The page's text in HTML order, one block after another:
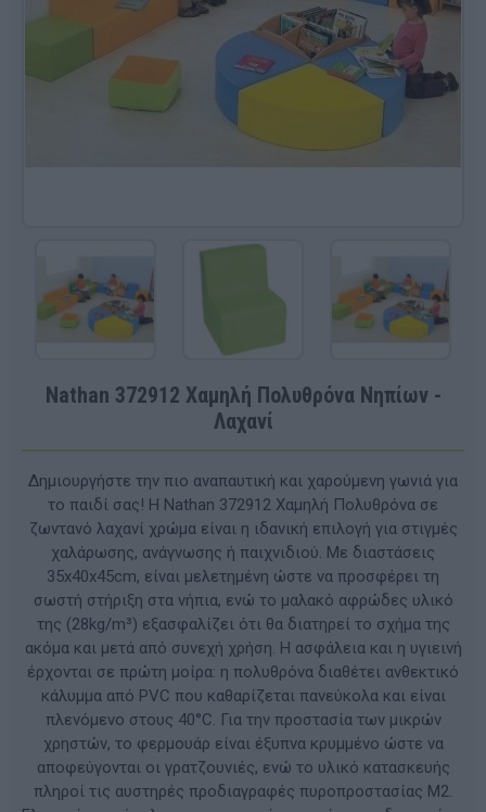
Nathan 372912 Χαμηλή Πολυθρόνα Νηπίων -
Λαχανί
Δημιουργήστε την πιο αναπαυτική και χαρούμενη γωνιά για
το παιδί σας! Η Nathan 372912 Χαμηλή Πολυθρόνα σε
ζωντανό λαχανί χρώμα είναι η ιδανική επιλογή για στιγμές
χαλάρωσης, ανάγνωσης ή παιχνιδιού. Με διαστάσεις
35x40x45cm, είναι μελετημένη ώστε να προσφέρει τη
σωστή στήριξη στα νήπια, ενώ το μαλακό αφρώδες υλικό
της (28kg/m³) εξασφαλίζει ότι θα διατηρεί το σχήμα της
ακόμα και μετά από συνεχή χρήση. Η ασφάλεια και η υγιεινή
έρχονται σε πρώτη μοίρα: η πολυθρόνα διαθέτει ανθεκτικό
κάλυμμα από PVC που καθαρίζεται πανεύκολα και είναι
πλενόμενο στους 40°C. Για την προστασία των μικρών
χρηστών, το φερμουάρ είναι έξυπνα κρυμμένο ώστε να
αποφεύγονται οι γρατζουνιές, ενώ το υλικό κατασκευής
πληροί τις αυστηρές προδιαγραφές πυροπροστασίας M2.